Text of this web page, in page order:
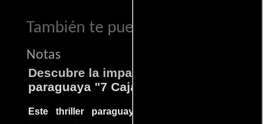
También te puede interesar...
Notas
Descubre la impactante película
paraguaya "7 Cajas"
Este thriller paraguayo cautivó al mundo